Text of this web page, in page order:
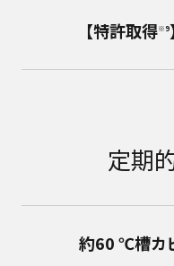
【特許取得※9
定期
約60 ℃槽カ